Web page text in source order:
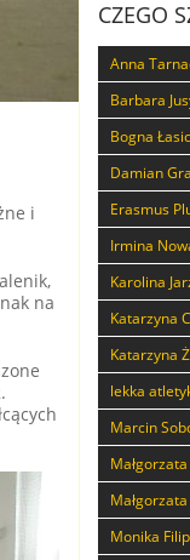
i
na
CZEGO
Anna
Barbara
Bogna
Damian
Erasmus
Irmina
Karolina
Katarzyna
Katarzyna
lekka
Marcin
Monika